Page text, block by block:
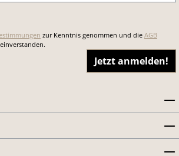
zur Kenntnis genommen und die AGB
Jetzt anmelden!